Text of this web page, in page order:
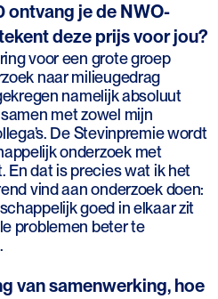
ontvang je de NWO-
deze prijs voor jou?
voor een grote groep
naar milieugedrag
namelijk absoluut
met zowel mijn
De Stevinpremie wordt
onderzoek met
En dat is precies wat ik het
vind aan onderzoek doen:
goed in elkaar zit
problemen beter te
van samenwerking, hoe